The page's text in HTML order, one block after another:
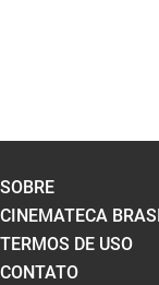
SOBRE
CINEMATECA
TERMOS DE USO
CONTATO